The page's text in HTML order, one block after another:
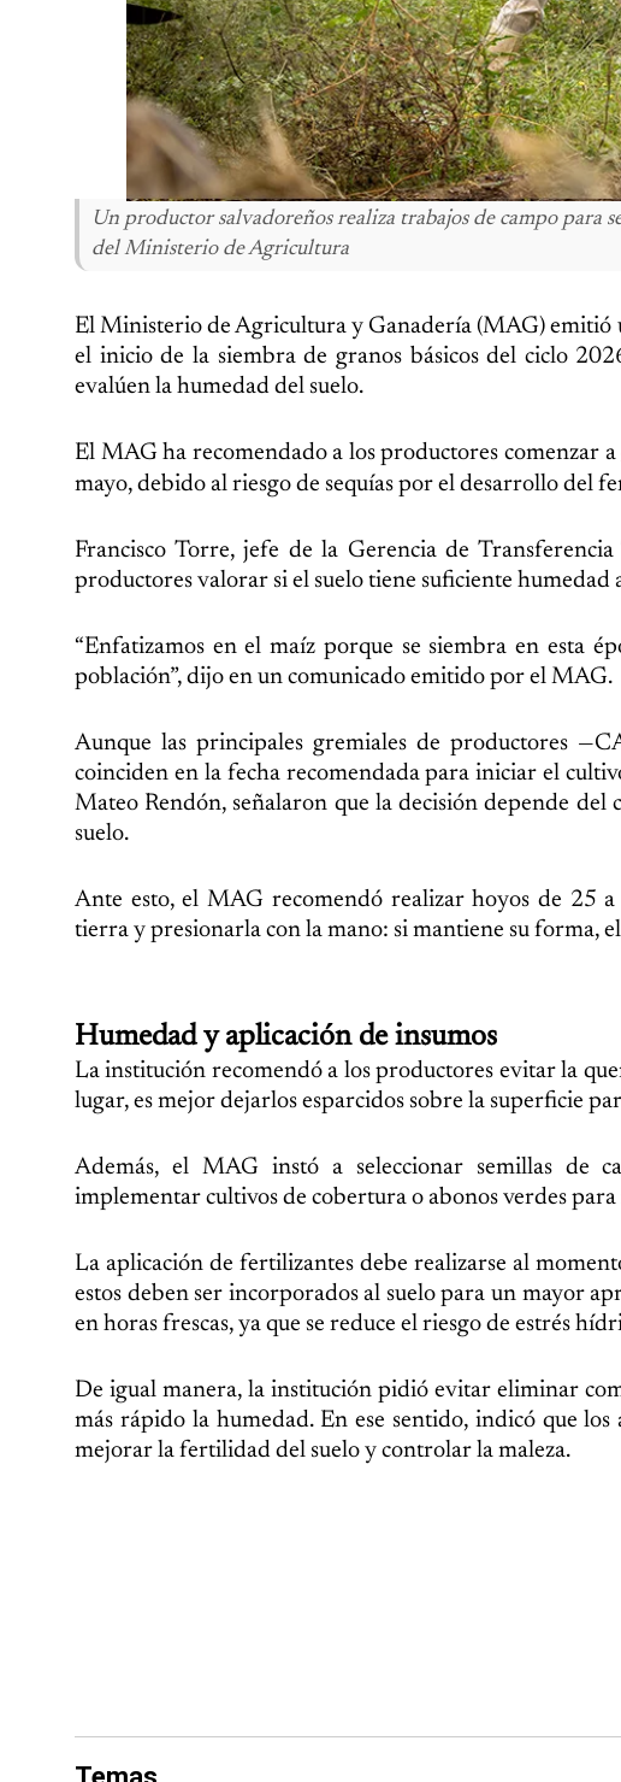
Un productor salvadoreños realiza trabajos de campo para
del Ministerio de Agricultura
El Ministerio de Agricultura y Ganadería (MAG) emitió
el inicio de la siembra de granos básicos del ciclo
evalúen la humedad del suelo.
El MAG ha recomendado a los productores comenzar a
mayo, debido al riesgo de sequías por el desarrollo del
Francisco Torre, jefe de la Gerencia de
productores valorar si el suelo tiene suficiente
“Enfatizamos en el maíz porque se siembra en esta
población”, dijo en un comunicado emitido por el MAG.
Aunque las principales gremiales de productores
coinciden en la fecha recomendada para iniciar el
Mateo Rendón, señalaron que la decisión depende
suelo.
Ante esto, el MAG recomendó realizar hoyos de 25
tierra y presionarla con la mano: si mantiene su forma,
Humedad y aplicación de insumos
La institución recomendó a los productores evitar la
lugar, es mejor dejarlos esparcidos sobre la superficie
Además, el MAG instó a seleccionar semillas de
implementar cultivos de cobertura o abonos verdes
La aplicación de fertilizantes debe realizarse al
estos deben ser incorporados al suelo para un mayor
en horas frescas, ya que se reduce el riesgo de estrés
De igual manera, la institución pidió evitar eliminar
más rápido la humedad. En ese sentido, indicó que
mejorar la fertilidad del suelo y controlar la maleza.